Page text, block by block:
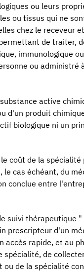
ou leurs
ou tissus qui ne
chez le receveur
de traiter,
immunologique
ou administré
active
d'un produit
biologique ni un
coût de la spécialité
cas échéant, du
conclue entre
suivi thérapeutique
prescripteur d'un
accès rapide, et au
spécialité, de
de la spécialité